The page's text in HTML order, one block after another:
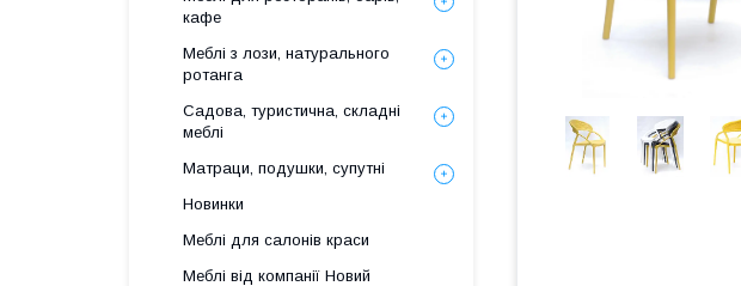
кафе
Меблі з лози, натурального
ротанга
Садова, туристична, складні
меблі
Матраци, подушки, супутні
Новинки
Меблі для салонів краси
Меблі від компанії Новий